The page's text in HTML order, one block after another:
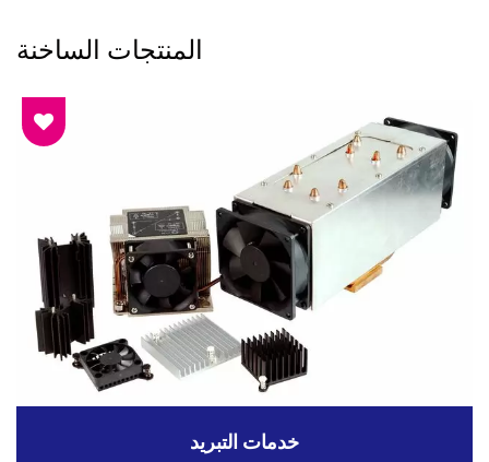
المنتجات الساخنة
خدمات التبريد